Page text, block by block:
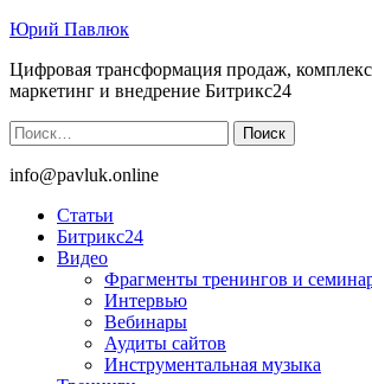
Юрий Павлюк
Цифровая трансформация продаж,
маркетинг и внедрение Битрикс24
Найти:
info@pavluk.online
Статьи
Битрикс24
Видео
Фрагменты тренингов и
Интервью
Вебинары
Аудиты сайтов
Инструментальная музыка